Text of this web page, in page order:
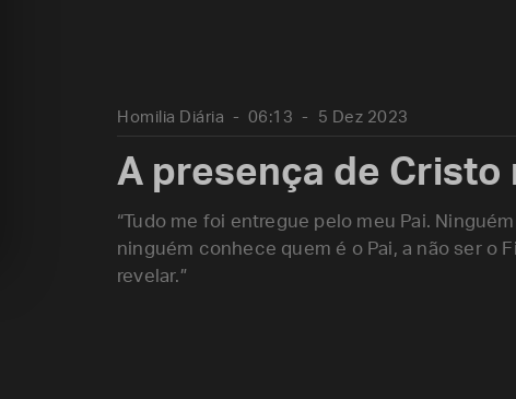
Homilia Diária 06:13 5 Dez 2023
A presença de Cristo
“Tudo me foi entregue pelo meu Pai.
ninguém conhece quem é o Pai, a não ser o
revelar.”